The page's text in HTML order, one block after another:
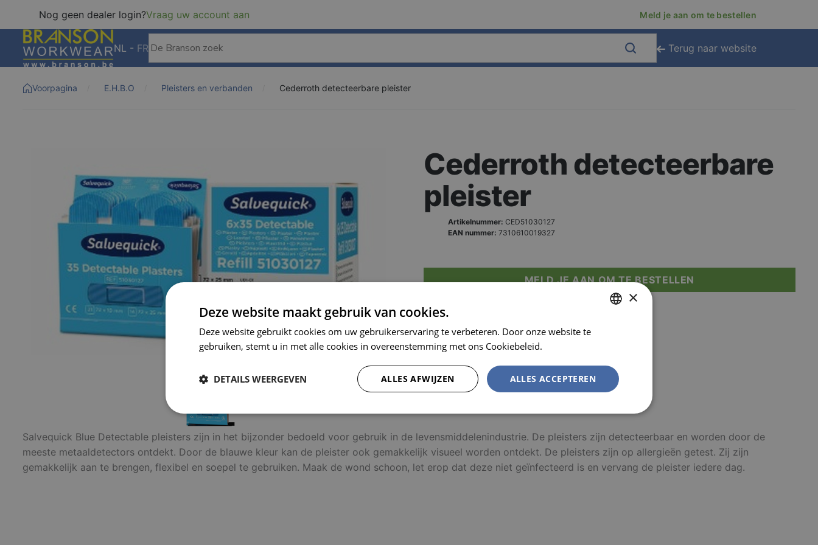
Nog geen dealer login?Vraag uw account aan Meld je aan om te bestellen
NL - FR Terug naar website
Voorpagina E.H.B.O Pleisters en verbanden Cederroth detecteerbare pleister
Cederroth detecteerbare
pleister
Artikelnummer: CED51030127
EAN nummer: 7310610019327
MELD JE AAN OM TE BESTELLEN
Salvequick Blue Detectable pleisters zijn in het bijzonder bedoeld voor gebruik in de levensmiddelenindustrie. De pleisters zijn detecteerbaar en worden door de
meeste metaaldetectors ontdekt. Door de blauwe kleur kan de pleister ook gemakkelijk visueel worden ontdekt. De pleisters zijn op allergieën getest. Zij zijn
gemakkelijk aan te brengen, flexibel en soepel te gebruiken. Maak de wond schoon, let erop dat deze niet geïnfecteerd is en vervang de pleister iedere dag.
×
Deze website maakt gebruik van cookies.
Deze website gebruikt cookies om uw gebruikerservaring te verbeteren. Door onze website te
gebruiken, stemt u in met alle cookies in overeenstemming met ons Cookiebeleid.
ALLES ACCEPTEREN
ALLES AFWIJZEN
DETAILS WEERGEVEN
Strikt
noodzakelijk
Prestatie Targeting Functioneel
Niet-